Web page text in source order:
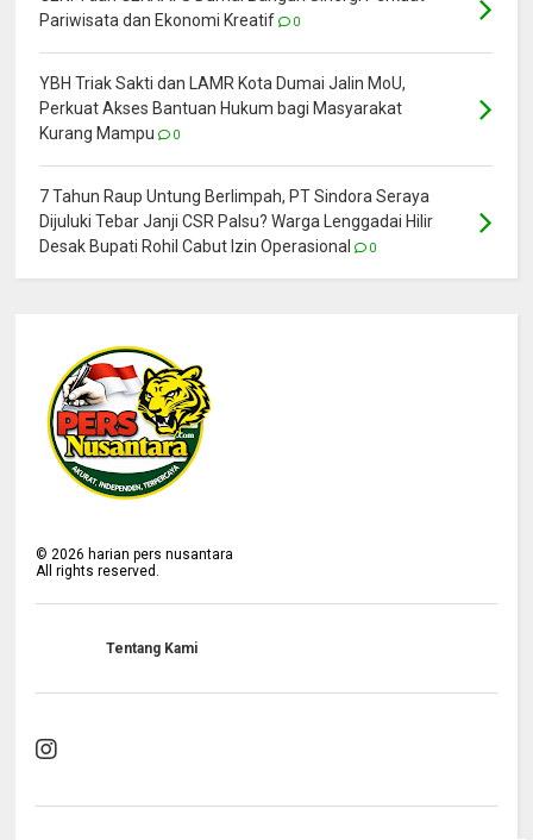
Pariwisata dan Ekonomi Kreatif
0
YBH Triak Sakti dan LAMR Kota Dumai Jalin MoU,
Perkuat Akses Bantuan Hukum bagi Masyarakat
Kurang Mampu
0
7 Tahun Raup Untung Berlimpah, PT Sindora Seraya
Dijuluki Tebar Janji CSR Palsu? Warga Lenggadai Hilir
Desak Bupati Rohil Cabut Izin Operasional
0
©2026 harian pers nusantara
All rights reserved.
Tentang Kami